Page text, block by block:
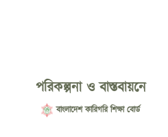
পরিকল্পনা ও বাস্তবায়নে
বাংলাদেশ কারিগরি শিক্ষা বোর্ড